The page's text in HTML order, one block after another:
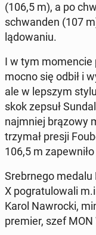
(106,5 m), a po
schwan­den (107
lą­do­wa­niu.
I w tym mo­men­cie
mocno się odbił i
ale w lepszym
skok zepsuł
naj­mniej brązowy
trzy­mał presji
106,5 m
Srebr­ne­go
X po­gra­tu­lo­wa­li
Karol Na­wroc­ki,
pre­mier, szef MON